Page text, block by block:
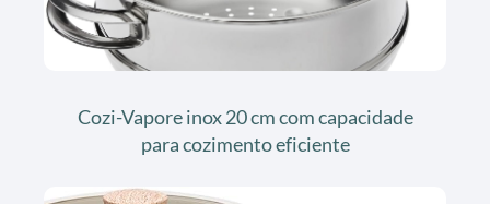
Cozi-Vapore inox 20 cm com capacidade
para cozimento eficiente